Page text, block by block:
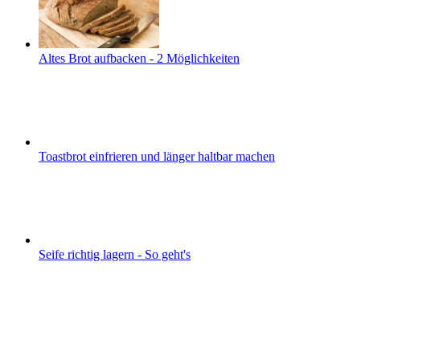
Altes Brot aufbacken - 2 Möglichkeiten
Toastbrot einfrieren und länger haltbar machen
Seife richtig lagern - So geht's